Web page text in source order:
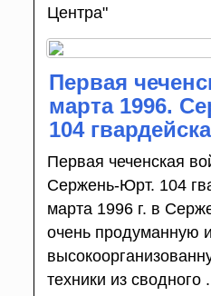
Центра"
Первая
марта 1996.
104
Первая чеченская
Сержень-Юрт. 104
марта 1996 г. в
очень продуманную и
техники из сводного